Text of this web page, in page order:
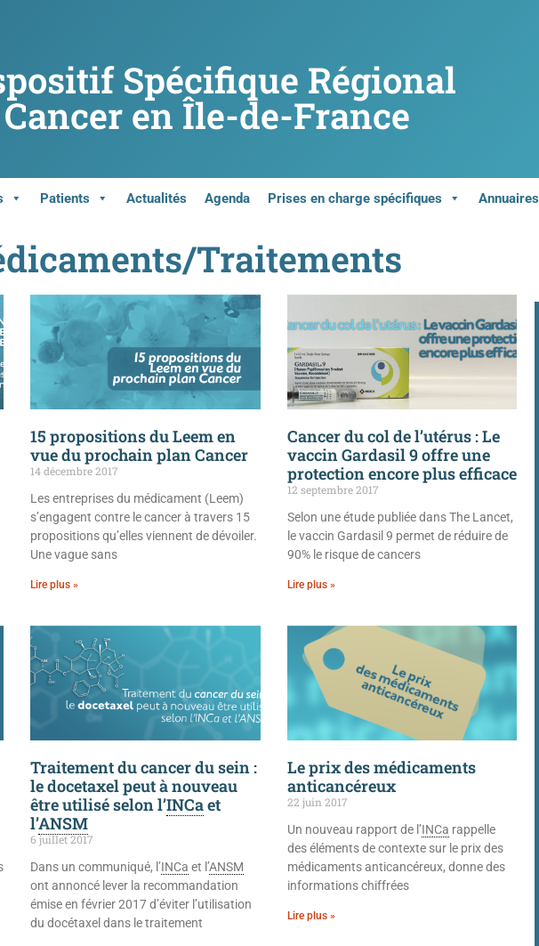
Spécifique Régional
en Île-de-France
Patients Actualités Agenda Prises en charge spécifiques Annuaires
Traitements
15 propositions du Leem en
vue du prochain plan Cancer
14 décembre 2017
Les entreprises du médicament (Leem)
s’engagent contre le cancer à travers 15
propositions qu’elles viennent de dévoiler.
Une vague sans
Lire plus »
Cancer du col de l’utérus : Le
vaccin Gardasil 9 offre une
protection encore plus efficace
12 septembre 2017
Selon une étude publiée dans The Lancet,
le vaccin Gardasil 9 permet de réduire de
90% le risque de cancers
Lire plus »
Traitement du cancer du sein :
le docetaxel peut à nouveau
être utilisé selon l’INCaet
l’ANSM
6 juillet 2017
Dans un communiqué, l’INCa et l’ANSM
ont annoncé lever la recommandation
émise en février 2017 d’éviter l’utilisation
du docétaxel dans le traitement
Le prix des médicaments
anticancéreux
22 juin 2017
Un nouveau rapport de l’INCa rappelle
des éléments de contexte sur le prix des
médicaments anticancéreux, donne des
informations chiffrées
Lire plus »